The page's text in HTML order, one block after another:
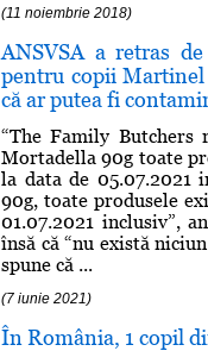
(11 noiembrie 2018)
ANSVSA a retras
pentru copii
că ar putea fi
“The Family Butchers
Mortadella 90g toate
la data de 05.07.2021
90g, toate produsele
01.07.2021 inclusiv”,
însă că “nu există
spune că ...
(7 iunie 2021)
În România, 1 copil